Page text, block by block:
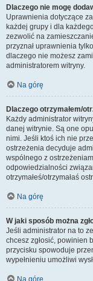
Dlaczego nie mogę
Uprawnienia dotyczące
każdej grupy i dla
zezwolić na
przyznał uprawnienia
dlaczego nie możesz
administratorem witryny.
Na górę
Dlaczego otrzymałem/
Każdy administrator
danej witrynie. Są one
nimi. Jeśli ktoś ich nie
ostrzeżenia decyduje
wspólnego z
odpowiedzialności
otrzymałeś/otrzymałaś
Na górę
W jaki sposób można
Jeśli administrator na to
chcesz zgłosić, powinien
przycisku spowoduje
wypełnieniu umożliwi
Na górę